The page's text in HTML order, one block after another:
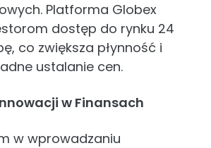
Platforma Globex
dostęp do rynku 24
co zwiększa płynność i
ustalanie cen.
w Finansach
w wprowadzaniu